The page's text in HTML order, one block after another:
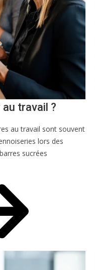
travail ?
au travail sont souvent
lors des
sucrées